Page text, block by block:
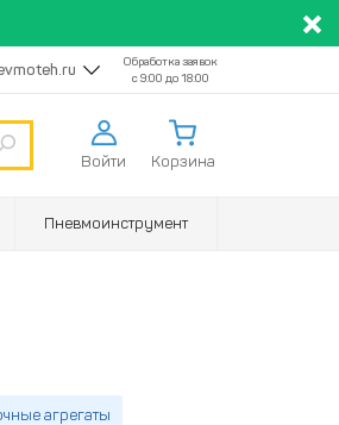
Обработка заявок
с 9:00 до 18:00
Войти Корзина
Пневмоинструмент
агрегаты